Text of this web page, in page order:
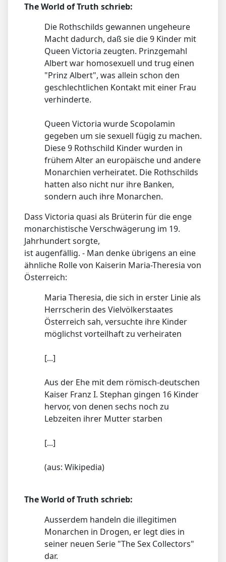
The World of Truth schrieb:
Die Rothschilds gewannen ungeheure
Macht dadurch, daß sie die 9 Kinder mit
Queen Victoria zeugten. Prinzgemahl
Albert war homosexuell und trug einen
"Prinz Albert", was allein schon den
geschlechtlichen Kontakt mit einer Frau
verhinderte.
Queen Victoria wurde Scopolamin
gegeben um sie sexuell fügig zu machen.
Diese 9 Rothschild Kinder wurden in
frühem Alter an europäische und andere
Monarchien verheiratet. Die Rothschilds
hatten also nicht nur ihre Banken,
sondern auch ihre Monarchen.
Dass Victoria quasi als Brüterin für die enge
monarchistische Verschwägerung im 19.
Jahrhundert sorgte,
ist augenfällig. - Man denke übrigens an eine
ähnliche Rolle von Kaiserin Maria-Theresia von
Österreich:
Maria Theresia, die sich in erster Linie als
Herrscherin des Vielvölkerstaates
Österreich sah, versuchte ihre Kinder
möglichst vorteilhaft zu verheiraten
[...]
Aus der Ehe mit dem römisch-deutschen
Kaiser Franz I. Stephan gingen 16 Kinder
hervor, von denen sechs noch zu
Lebzeiten ihrer Mutter starben
[...]
(aus: Wikipedia)
The World of Truth schrieb:
Ausserdem handeln die illegitimen
Monarchen in Drogen, er legt dies in
seiner neuen Serie "The Sex Collectors"
dar.